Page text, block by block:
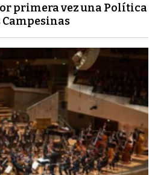
primera vez una Política
Campesinas